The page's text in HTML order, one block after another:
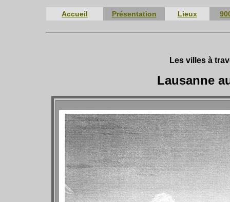
Accueil Présentation Lieux
Les villes à
Lausanne